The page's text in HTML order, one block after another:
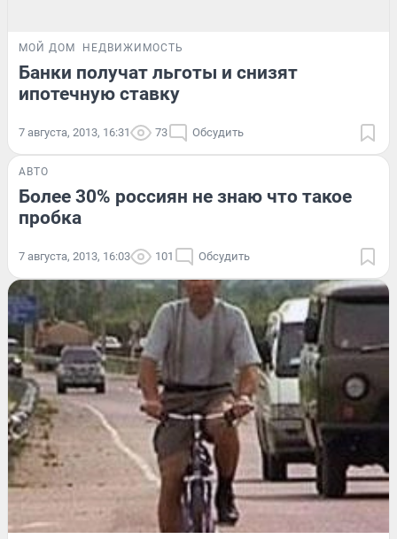
МОЙ ДОМ НЕДВИЖИМОСТЬ
Банки получат льготы и снизят
ипотечную ставку
7 августа, 2013, 16:31 73 Обсудить
АВТО
Более 30% россиян не знаю что такое
пробка
7 августа, 2013, 16:03 101 Обсудить